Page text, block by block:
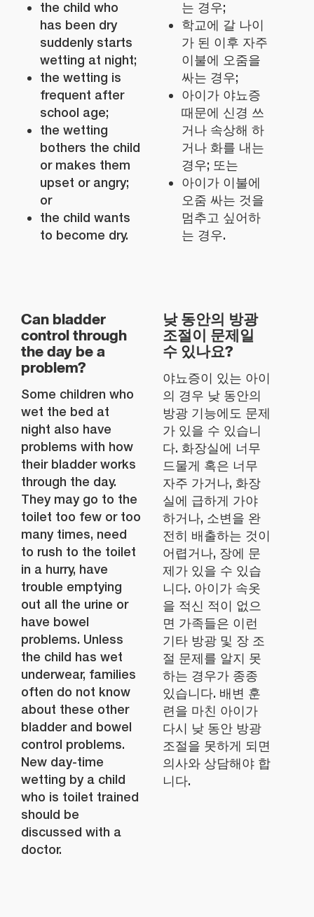
the child who
has been dry
suddenly starts
wetting at night;
the wetting is
frequent after
school age;
the wetting
bothers the child
or makes them
upset or angry;
or
the child wants
to become dry.
는 경우;
학교에 갈 나이
가 된 이후 자주
이불에 오줌을
싸는 경우;
아이가 야뇨증
때문에 신경 쓰
거나 속상해 하
거나 화를 내는
경우; 또는
아이가 이불에
오줌 싸는 것을
멈추고 싶어하
는 경우.
Can bladder
control through
the day be a
problem?
Some children who
wet the bed at
night also have
problems with how
their bladder works
through the day.
They may go to the
toilet too few or too
many times, need
to rush to the toilet
in a hurry, have
trouble emptying
out all the urine or
have bowel
problems. Unless
the child has wet
underwear, families
often do not know
about these other
bladder and bowel
control problems.
New day-time
wetting by a child
who is toilet trained
should be
discussed with a
doctor.
낮 동안의 방광
조절이 문제일
수 있나요?
야뇨증이 있는 아이
의 경우 낮 동안의
방광 기능에도 문제
가 있을 수 있습니
다. 화장실에 너무
드물게 혹은 너무
자주 가거나, 화장
실에 급하게 가야
하거나, 소변을 완
전히 배출하는 것이
어렵거나, 장에 문
제가 있을 수 있습
니다. 아이가 속옷
을 적신 적이 없으
면 가족들은 이런
기타 방광 및 장 조
절 문제를 알지 못
하는 경우가 종종
있습니다. 배변 훈
련을 마친 아이가
다시 낮 동안 방광
조절을 못하게 되면
의사와 상담해야 합
니다.